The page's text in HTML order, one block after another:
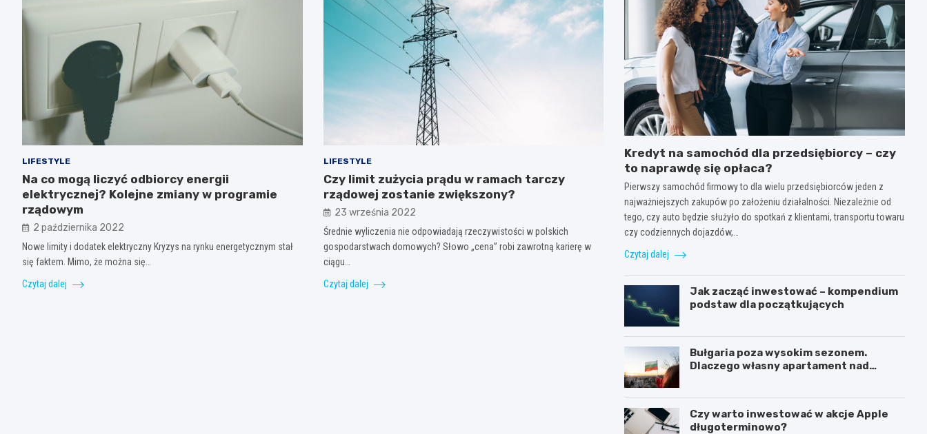
LIFESTYLE
Na co mogą liczyć odbiorcy energii
elektrycznej? Kolejne zmiany w programie
rządowym
2 października 2022
Nowe limity i dodatek elektryczny Kryzys na rynku energetycznym stał
się faktem. Mimo, że można się…
Czytaj dalej
LIFESTYLE
Czy limit zużycia prądu w ramach tarczy
rządowej zostanie zwiększony?
23 września 2022
Średnie wyliczenia nie odpowiadają rzeczywistości w polskich
gospodarstwach domowych? Słowo „cena” robi zawrotną karierę w
ciągu…
Czytaj dalej
Kredyt na samochód dla przedsiębiorcy – czy
to naprawdę się opłaca?
Pierwszy samochód firmowy to dla wielu przedsiębiorców jeden z
najważniejszych zakupów po założeniu działalności. Niezależnie od
tego, czy auto będzie służyło do spotkań z klientami, transportu towaru
czy codziennych dojazdów,…
Czytaj dalej
Jak zacząć inwestować – kompendium
podstaw dla początkujących
Bułgaria poza wysokim sezonem.
Dlaczego własny apartament nad
Czy warto inwestować w akcje Apple
długoterminowo?